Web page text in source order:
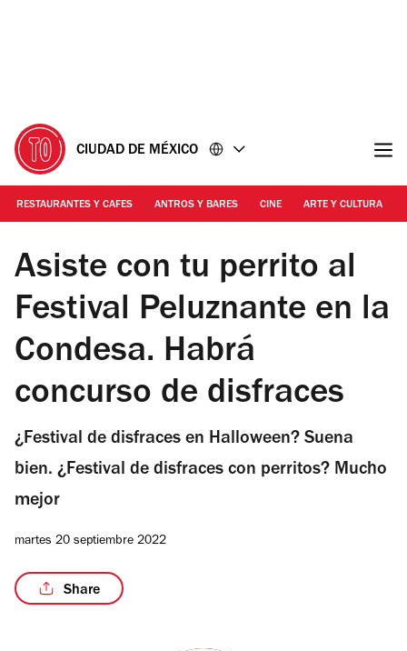
CIUDAD DE MÉXICO
RESTAURANTES Y CAFES ANTROS Y BARES CINE ARTE Y CULTURA
Foto: Cortesía Unsplash
Asiste con tu perrito al
Festival Peluznante en la
Condesa. Habrá
concurso de disfraces
¿Festival de disfraces en Halloween? Suena
bien. ¿Festival de disfraces con perritos? Mucho
mejor
martes 20 septiembre 2022
Share